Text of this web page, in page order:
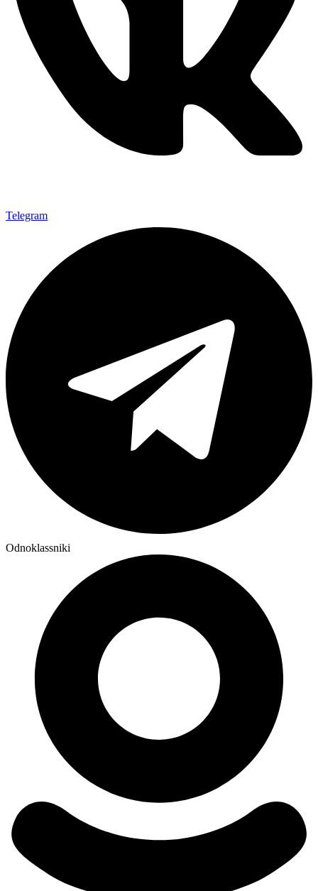
Telegram
Odnoklassniki